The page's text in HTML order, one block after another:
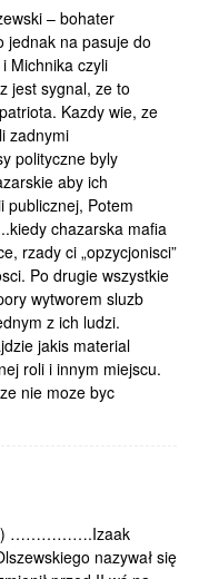
– bohater
jednak na pasuje do
Michnika czyli
jest sygnal, ze to
Kazdy wie, ze
zadnymi
polityczne byly
aby ich
publicznej, Potem
chazarska mafia
rzady ci „opzycjonisci”
Po drugie wszystkie
wytworem sluzb
z ich ludzi.
jakis material
roli i innym miejscu.
nie moze byc
…………….Izaak
nazywał się